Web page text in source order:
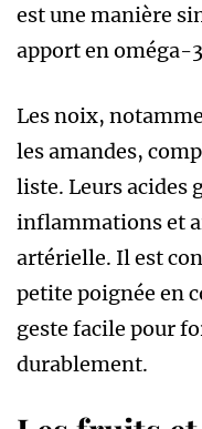
est une manière
apport en oméga-
Les noix,
les amandes,
liste. Leurs acides
inflammations et
artérielle. Il est
petite poignée en
geste facile pour
durablement.